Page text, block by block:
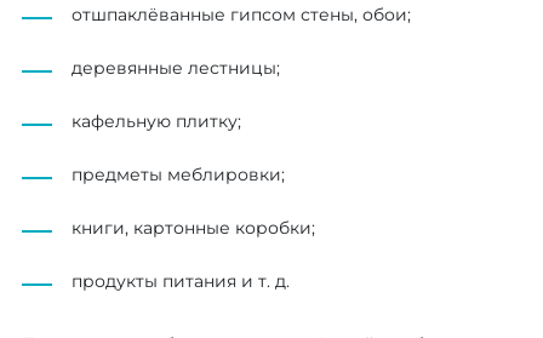
отшпаклёванные гипсом стены, обои;
деревянные лестницы;
кафельную плитку;
предметы меблировки;
книги, картонные коробки;
продукты питания и т. д.